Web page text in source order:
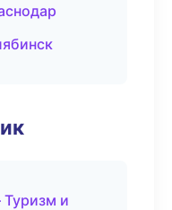
и